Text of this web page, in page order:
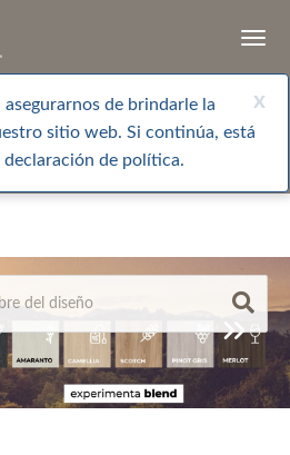
x
de brindarle la
sitio web. Si continúa, está
de política.